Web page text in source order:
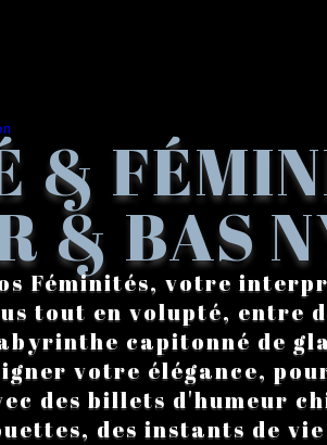
&
& BAS
Féminités, votre
tout en volupté, entre
capitonné de
votre élégance,
des billets d'humeur
des instants de